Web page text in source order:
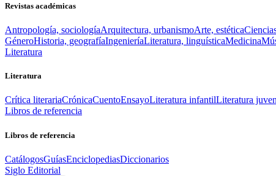
Revistas académicas
Antropología, sociologíaArquitectura, urbanismoArte, estética
GéneroHistoria, geografíaIngenieríaLiteratura, linguísticaMedicina
Literatura
Literatura
Crítica literariaCrónicaCuentoEnsayoLiteratura infantilLiteratura
Libros de referencia
Libros de referencia
CatálogosGuíasEnciclopediasDiccionarios
Siglo Editorial